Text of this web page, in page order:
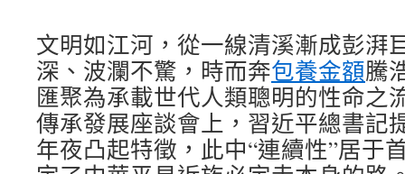
文明如江河，從一線清溪漸成彭湃
深、波瀾不驚，時而奔包養金額騰
匯聚為承載世代人類聰明的性命之
傳承發展座談會上，習近平總書記
年夜凸起特徵，此中“連續性”居于